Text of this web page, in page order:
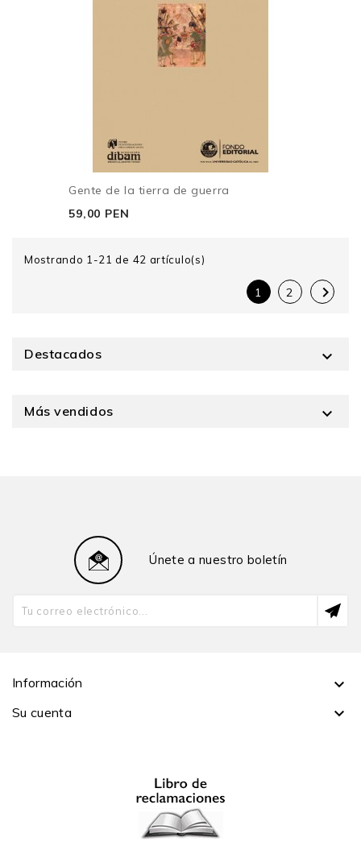
Gente de la tierra de guerra
59,00 PEN
Mostrando 1-21 de 42 artículo(s)
1 2 
Destacados 
Más vendidos 
Únete a nuestro boletín
Información 
Su cuenta 